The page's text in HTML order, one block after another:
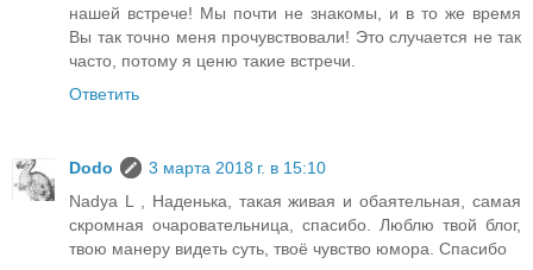
нашей встрече! Мы почти не знакомы, и в то же время
Вы так точно меня прочувствовали! Это случается не так
часто, потому я ценю такие встречи.
Ответить
Dodo
3 марта 2018 г. в 15:10
Nadya L , Наденька, такая живая и обаятельная, самая
скромная очаровательница, спасибо. Люблю твой блог,
твою манеру видеть суть, твоё чувство юмора. Спасибо